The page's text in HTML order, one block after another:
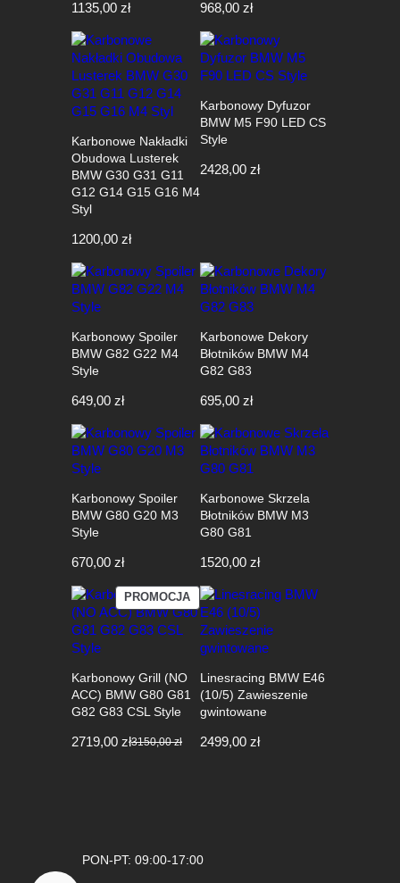
1135,00 zł 968,00 zł
Karbonowe Nakładki
Obudowa Lusterek
BMW G30 G31 G11
G12 G14 G15 G16 M4
Styl
1200,00 zł
Karbonowy Dyfuzor
BMW M5 F90 LED CS
Style
2428,00 zł
Karbonowy Spoiler
BMW G82 G22 M4
Style
649,00 zł
Karbonowe Dekory
Błotników BMW M4
G82 G83
695,00 zł
Karbonowy Spoiler
BMW G80 G20 M3
Style
670,00 zł
Karbonowe Skrzela
Błotników BMW M3
G80 G81
1520,00 zł
PROMOCJAPRODUKT
W
PROMOCJI
Karbonowy Grill (NO
ACC) BMW G80 G81
G82 G83 CSL Style
3150,00zł
Pierwotna
2719,00 zł
Aktualna
Linesracing BMW E46
(10/5) Zawieszenie
gwintowane
2499,00 zł
PON-PT: 09:00-17:00